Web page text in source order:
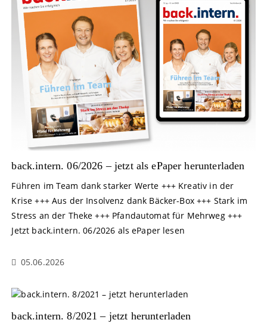
back.intern. 06/2026 – jetzt als ePaper herunterladen
Führen im Team dank starker Werte +++ Kreativ in der
Krise +++ Aus der Insolvenz dank Bäcker-Box +++ Stark im
Stress an der Theke +++ Pfandautomat für Mehrweg +++
Jetzt back.intern. 06/2026 als ePaper lesen
05.06.2026
back.intern. 8/2021 – jetzt herunterladen